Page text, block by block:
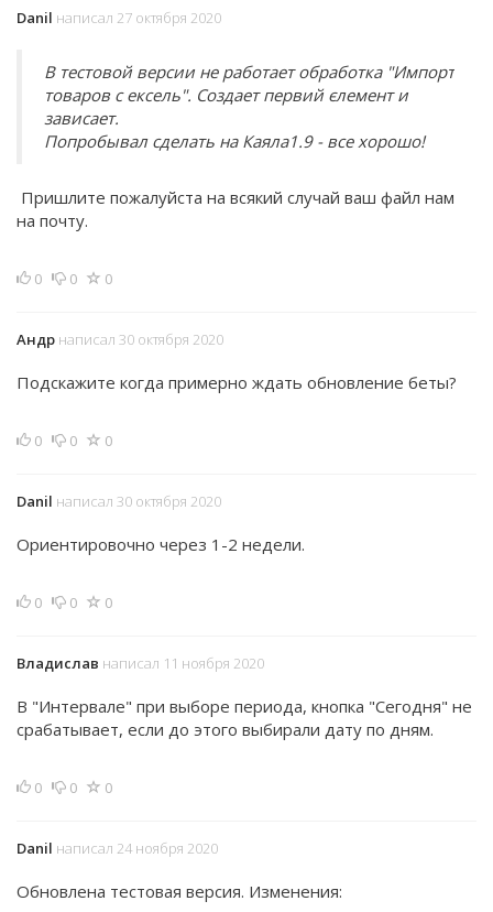
Danil написал 27 октября 2020
В тестовой версии не работает обработка "Импорт
товаров с ексель". Создает первий єлемент и
зависает.
Попробывал сделать на Каяла1.9 - все хорошо!
Пришлите пожалуйста на всякий случай ваш файл нам
на почту.
0 0 0
Андр написал 30 октября 2020
Подскажите когда примерно ждать обновление беты?
0 0 0
Danil написал 30 октября 2020
Ориентировочно через 1-2 недели.
0 0 0
Владислав написал 11 ноября 2020
В "Интервале" при выборе периода, кнопка "Сегодня" не
срабатывает, если до этого выбирали дату по дням.
0 0 0
Danil написал 24 ноября 2020
Обновлена тестовая версия. Изменения: